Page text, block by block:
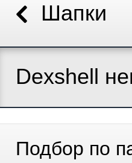
Шапки
Dexshell
Подбор по